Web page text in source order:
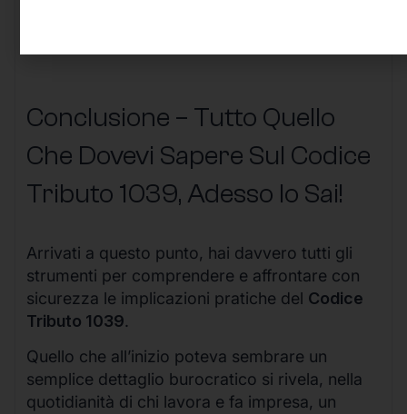
Conclusione – Tutto Quello
Che Dovevi Sapere Sul Codice
Tributo 1039, Adesso lo Sai!
Arrivati a questo punto, hai davvero tutti gli
strumenti per comprendere e affrontare con
sicurezza le implicazioni pratiche del Codice
Tributo 1039.
Quello che all’inizio poteva sembrare un
semplice dettaglio burocratico si rivela, nella
quotidianità di chi lavora e fa impresa, un